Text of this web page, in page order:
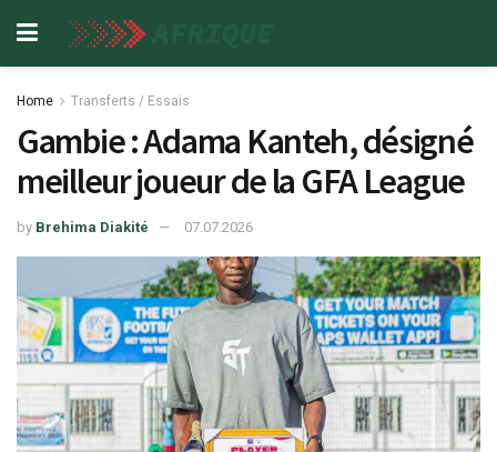
Home Transferts / Essais
Gambie : Adama Kanteh, désigné
meilleur joueur de la GFA League
by Brehima Diakité 07.07.2026